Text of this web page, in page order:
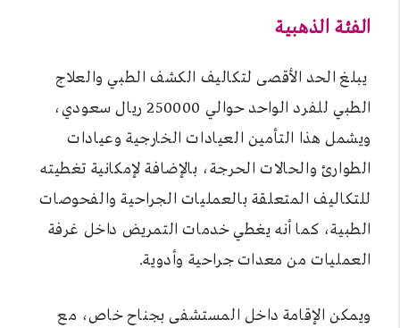
الفئة الذهبية
يبلغ الحد الأقصى لتكاليف الكشف الطبي والعلاج
الطبي للفرد الواحد حوالي 250000 ريال سعودي،
ويشمل هذا التأمين العيادات الخارجية وعيادات
الطوارئ والحالات الحرجة، بالإضافة لإمكانية تغطيته
للتكاليف المتعلقة بالعمليات الجراحية والفحوصات
الطبية، كما أنه يغطي خدمات التمريض داخل غرفة
العمليات من معدات جراحية وأدوية.
ويمكن الإقامة داخل المستشفى بجناح خاص، مع